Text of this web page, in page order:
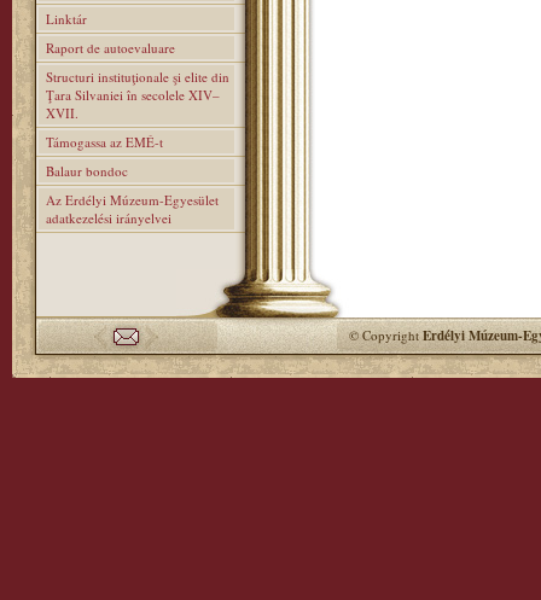
Linktár
Raport de autoevaluare
Structuri instituţionale şi elite din
Ţara Silvaniei în secolele XIV–
XVII.
Támogassa az EMÉ-t
Balaur bondoc
Az Erdélyi Múzeum-Egyesület
adatkezelési irányelvei
© CopyrightErdélyi Múzeum-